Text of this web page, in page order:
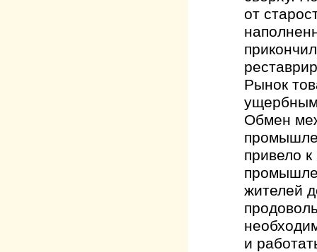
от
Рынок
Обмен
привело
жителей
и